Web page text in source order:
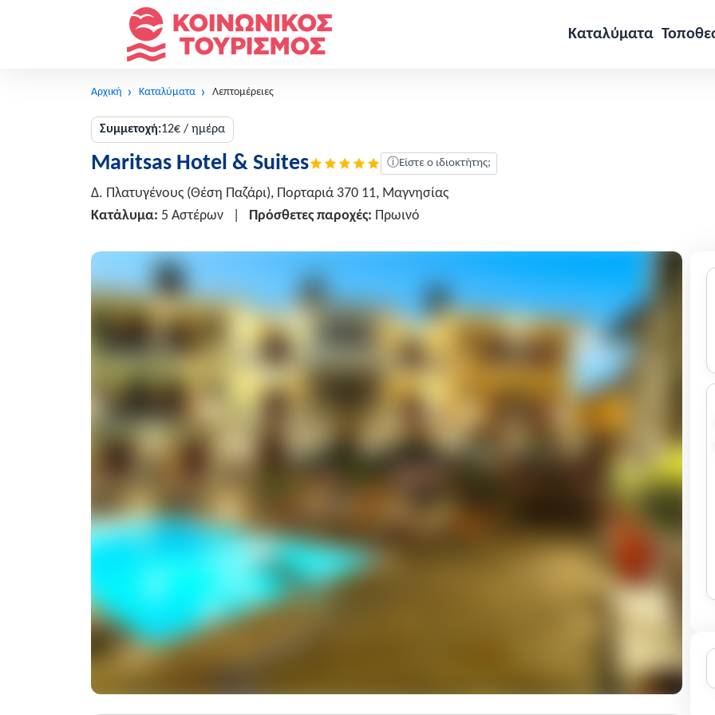
Καταλύματα
Αρχική Καταλύματα Λεπτομέρειες
Συμμετοχή:12€ / ημέρα
Maritsas Hotel & Suites ⓘΕίστε ο ιδιοκτήτης;
Δ. Πλατυγένους (Θέση Παζάρι), Πορταριά 370 11, Μαγνησίας
Κατάλυμα: 5 Αστέρων Πρόσθετες παροχές: Πρωινό